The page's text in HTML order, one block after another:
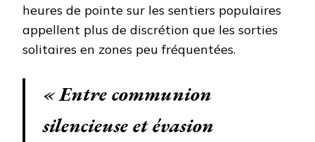
heures de pointe sur les sentiers populaires
appellent plus de discrétion que les sorties
solitaires en zones peu fréquentées.
« Entre communion
silencieuse et évasion